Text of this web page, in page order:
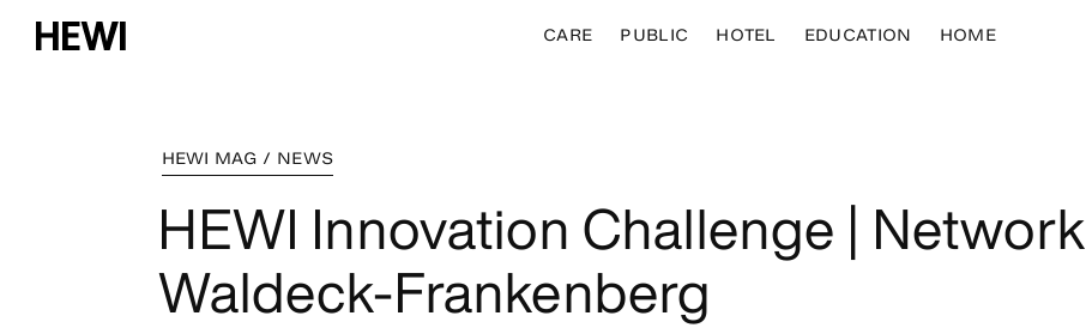
CARE PUBLIC HOTEL EDUCATION HOME
HEWI MAG / NEWS
HEWI Innovation Challenge | Network
Waldeck-Frankenberg